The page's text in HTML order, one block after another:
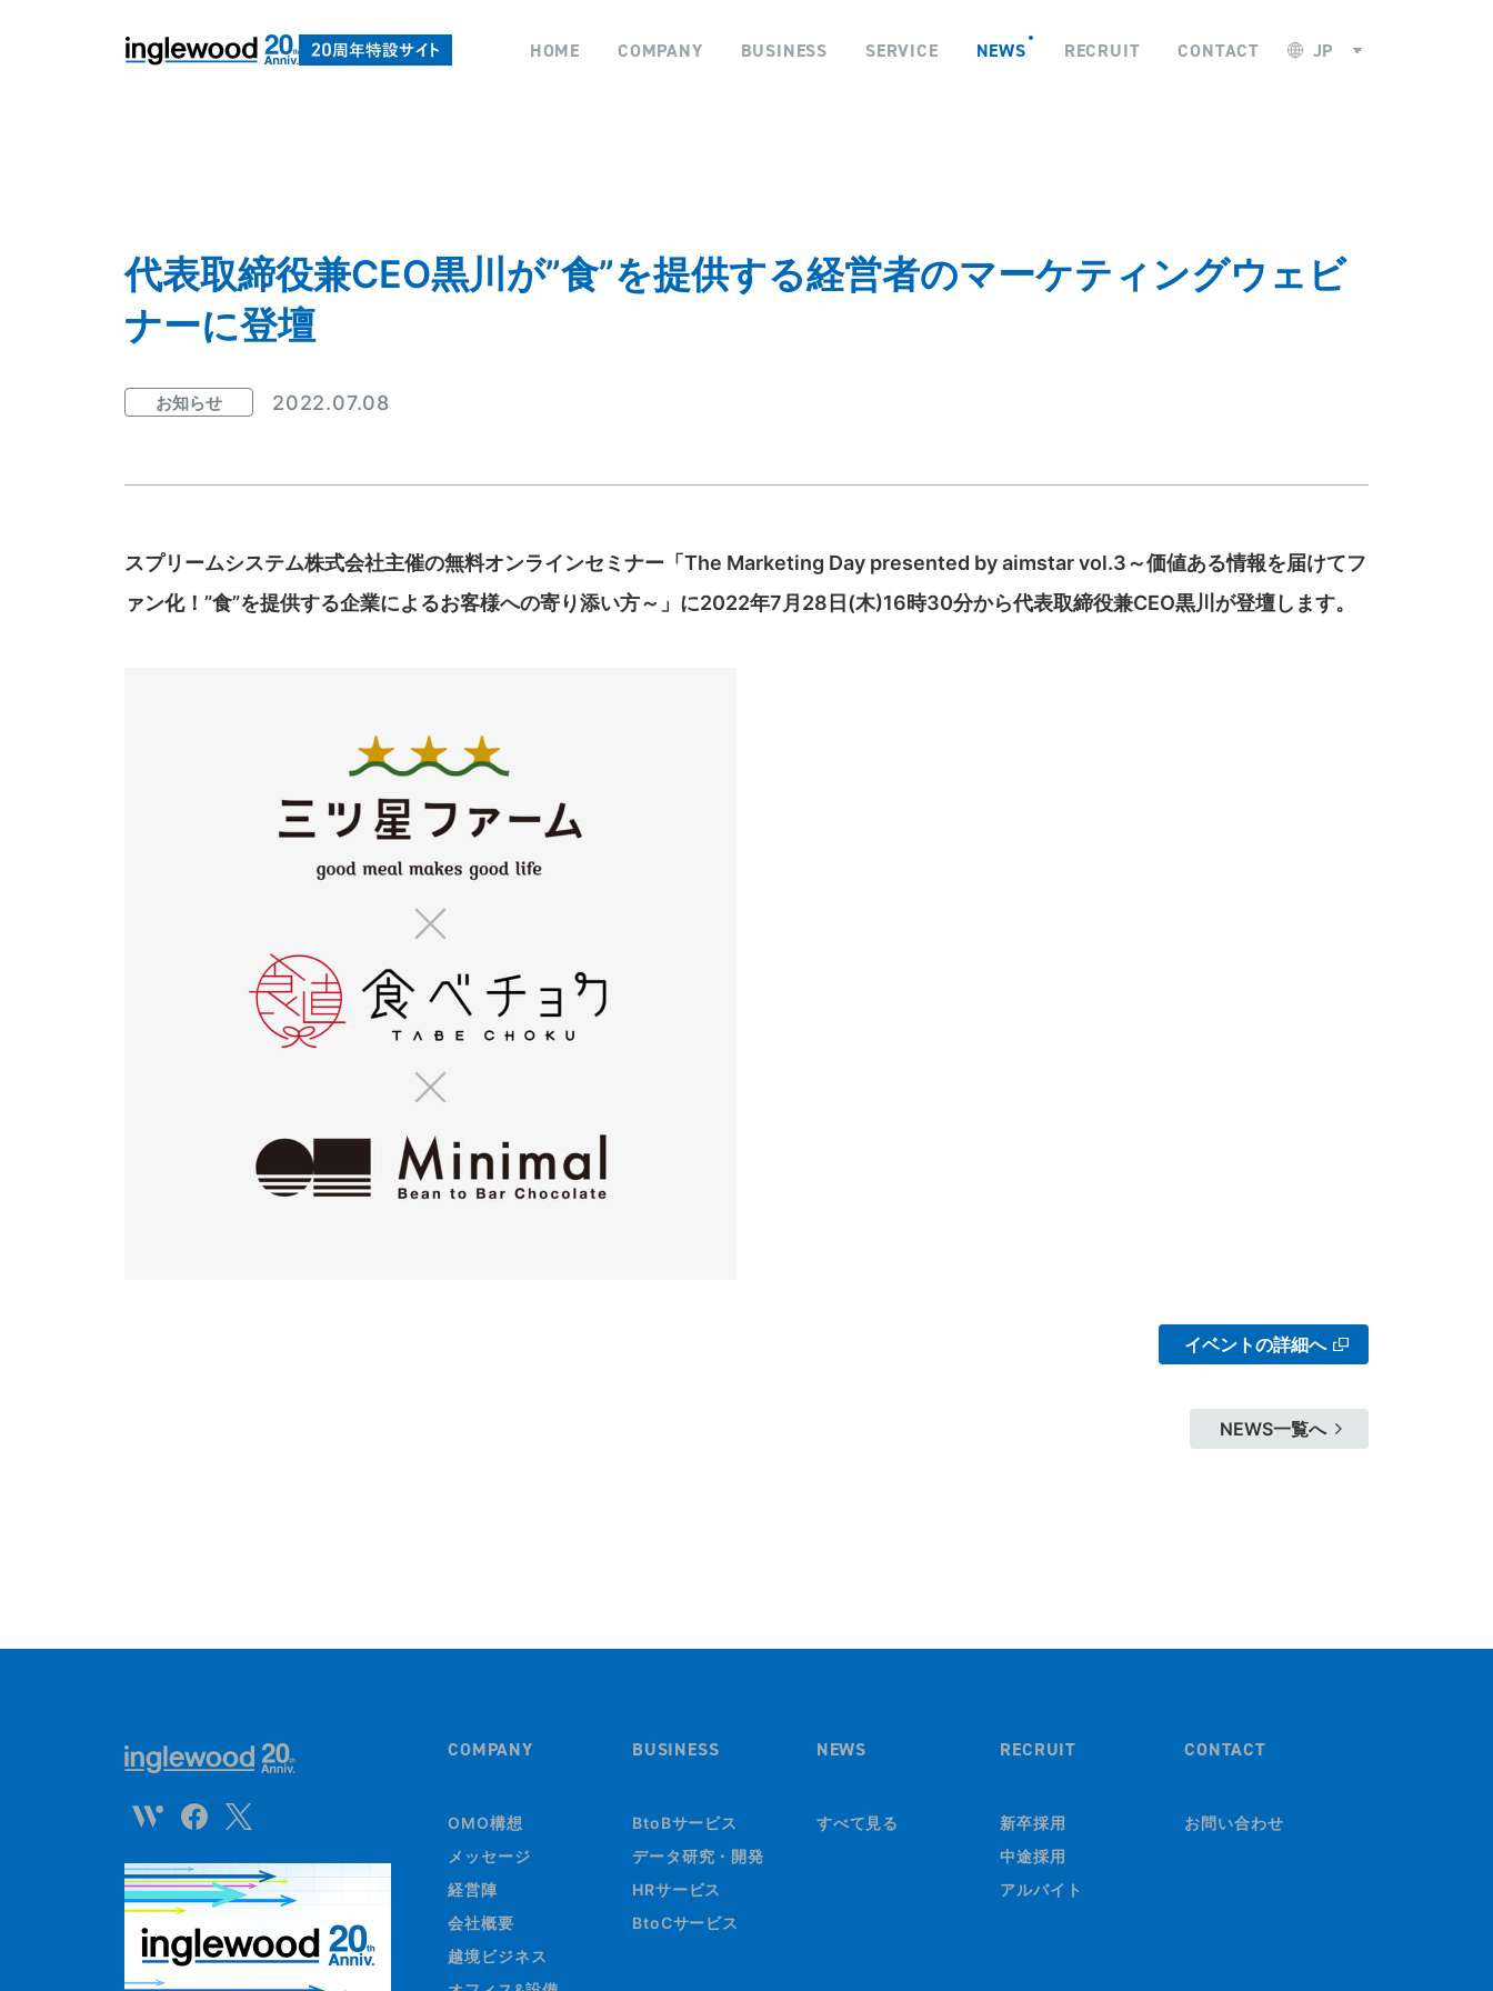
HOME COMPANY BUSINESS SERVICE NEWS RECRUIT CONTACT
代表取締役兼CEO黒川が”食”を提供する経営者のマーケティングウェビ
ナーに登壇
お知らせ 2022.07.08
スプリームシステム株式会社主催の無料オンラインセミナー「The Marketing Day presented by aimstar vol.3～価値ある情報を届けてフ
ァン化！”食”を提供する企業によるお客様への寄り添い方～」に2022年7月28日(木)16時30分から代表取締役兼CEO黒川が登壇します。
イベントの詳細へ
NEWS一覧へ
COMPANY
OMO構想
メッセージ
経営陣
会社概要
越境ビジネス
BUSINESS
BtoBサービス
データ研究・開発
HRサービス
BtoCサービス
NEWS
すべて見る
RECRUIT
新卒採用
中途採用
アルバイト
CONTACT
お問い合わせ